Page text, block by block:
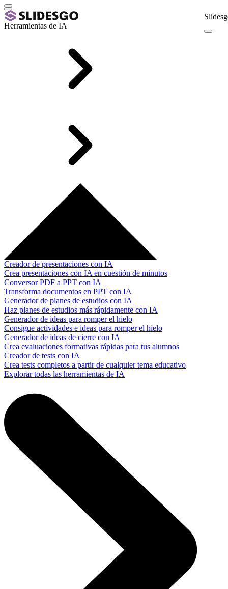
Herramientas de IA
Creador de presentaciones con IA
Crea presentaciones con IA en cuestión de minutos
Conversor PDF a PPT con IA
Transforma documentos en PPT con IA
Generador de planes de estudios con IA
Haz planes de estudios más rápidamente con IA
Generador de ideas para romper el hielo
Consigue actividades e ideas para romper el hielo
Generador de ideas de cierre con IA
Crea evaluaciones formativas rápidas para tus alumnos
Creador de tests con IA
Crea tests completos a partir de cualquier tema educativo
Explorar todas las herramientas de IA